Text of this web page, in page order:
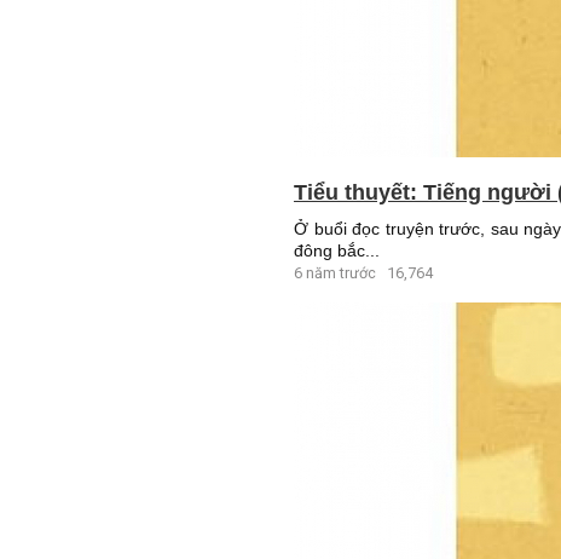
Tiểu thuyết: Tiếng người
Ở buổi đọc truyện trước, sau
đông bắc...
6 năm trước 16,764